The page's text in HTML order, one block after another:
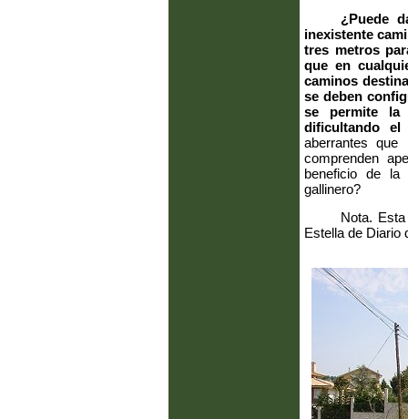
¿Puede
inexistente
tres metros
que en
caminos
se deben
se permite la
dificultando
aberrantes
comprenden
beneficio de
gallinero?
Nota.
Estella de Diario